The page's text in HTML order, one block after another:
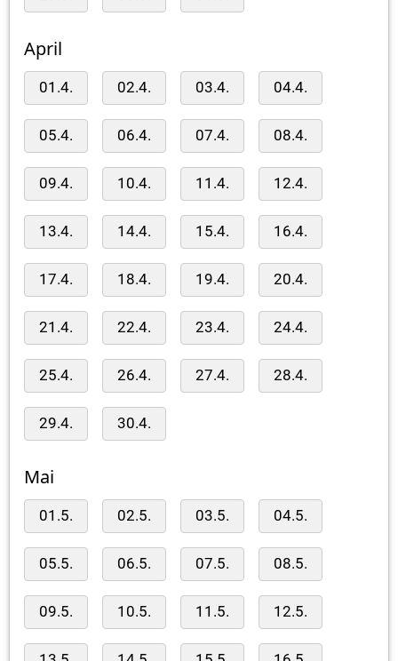
April
01.4. 02.4. 03.4. 04.4.
05.4. 06.4. 07.4. 08.4.
09.4. 10.4. 11.4. 12.4.
13.4. 14.4. 15.4. 16.4.
17.4. 18.4. 19.4. 20.4.
21.4. 22.4. 23.4. 24.4.
25.4. 26.4. 27.4. 28.4.
29.4. 30.4.
Mai
01.5. 02.5. 03.5. 04.5.
05.5. 06.5. 07.5. 08.5.
09.5. 10.5. 11.5. 12.5.